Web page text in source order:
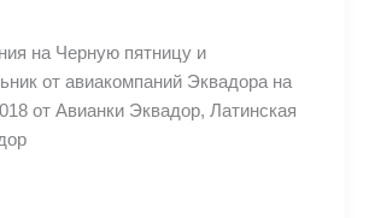
на Черную пятницу и
от авиакомпаний Эквадора на
от Авианки Эквадор, Латинская